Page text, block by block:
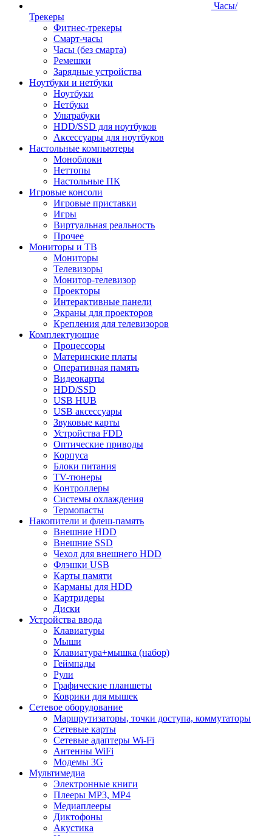
Часы/
Трекеры
Фитнес-трекеры
Смарт-часы
Часы (без смарта)
Ремешки
Зарядные устройства
Ноутбуки и нетбуки
Ноутбуки
Нетбуки
Ультрабуки
HDD/SSD для ноутбуков
Аксессуары для ноутбуков
Настольные компьютеры
Моноблоки
Неттопы
Настольные ПК
Игровые консоли
Игровые приставки
Игры
Виртуальная реальность
Прочее
Мониторы и ТВ
Мониторы
Телевизоры
Монитор-телевизор
Проекторы
Интерактивные панели
Экраны для проекторов
Крепления для телевизоров
Комплектующие
Процессоры
Материнские платы
Оперативная память
Видеокарты
HDD/SSD
USB HUB
USB аксессуары
Звуковые карты
Устройства FDD
Оптические приводы
Корпуса
Блоки питания
TV-тюнеры
Контроллеры
Системы охлаждения
Термопасты
Накопители и флеш-память
Внешние HDD
Внешние SSD
Чехол для внешнего HDD
Флэшки USB
Карты памяти
Карманы для HDD
Картридеры
Диски
Устройства ввода
Клавиатуры
Мыши
Клавиатура+мышка (набор)
Геймпады
Рули
Графические планшеты
Коврики для мышек
Сетевое оборудование
Маршрутизаторы, точки доступа, коммутаторы
Сетевые карты
Сетевые адаптеры Wi-Fi
Антенны WiFi
Модемы 3G
Мультимедиа
Электронные книги
Плееры MP3, MP4
Медиаплееры
Диктофоны
Акустика